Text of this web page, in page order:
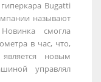
Bugatti
называют
смогла
в час, что,
новым
управлял